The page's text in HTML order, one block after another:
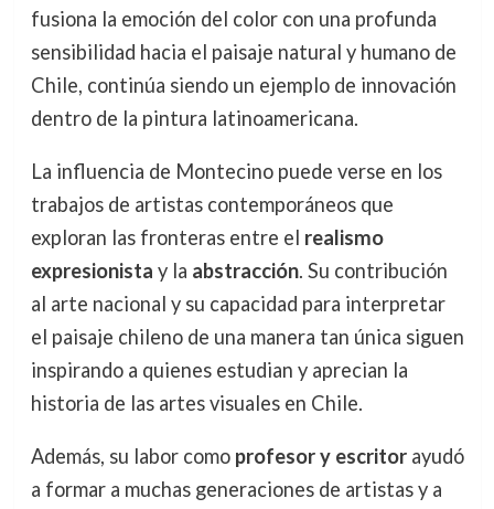
fusiona la emoción del color con una profunda
sensibilidad hacia el paisaje natural y humano de
Chile, continúa siendo un ejemplo de innovación
dentro de la pintura latinoamericana.
La influencia de Montecino puede verse en los
trabajos de artistas contemporáneos que
exploran las fronteras entre el realismo
expresionista y la abstracción. Su contribución
al arte nacional y su capacidad para interpretar
el paisaje chileno de una manera tan única siguen
inspirando a quienes estudian y aprecian la
historia de las artes visuales en Chile.
Además, su labor como profesor y escritorayudó
a formar a muchas generaciones de artistas y a